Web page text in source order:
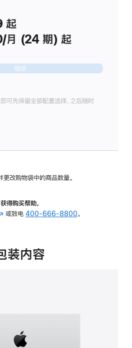
起
月 (24 期) 起
继续
可先保留全部配置选择，之后随时
更改购物袋中的商品数量。
获得购买帮助，
(在 或致电 400-666-8800。
装内容